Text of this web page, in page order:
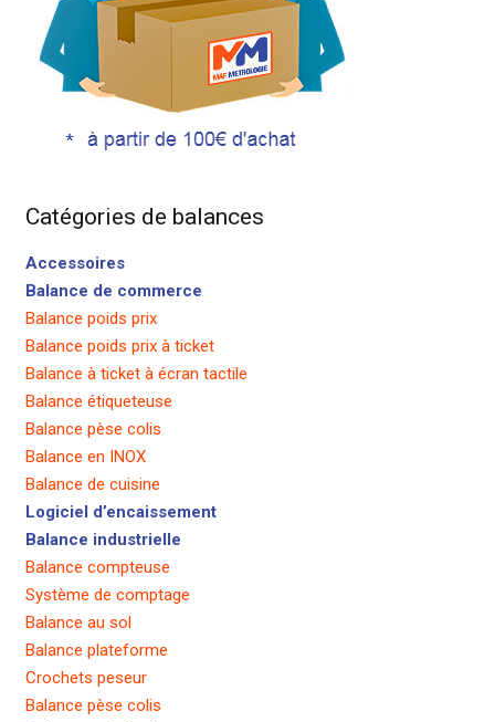
Catégories de balances
Accessoires
Balance de commerce
Balance poids prix
Balance poids prix à ticket
Balance à ticket à écran tactile
Balance étiqueteuse
Balance pèse colis
Balance en INOX
Balance de cuisine
Logiciel d’encaissement
Balance industrielle
Balance compteuse
Système de comptage
Balance au sol
Balance plateforme
Crochets peseur
Balance pèse colis